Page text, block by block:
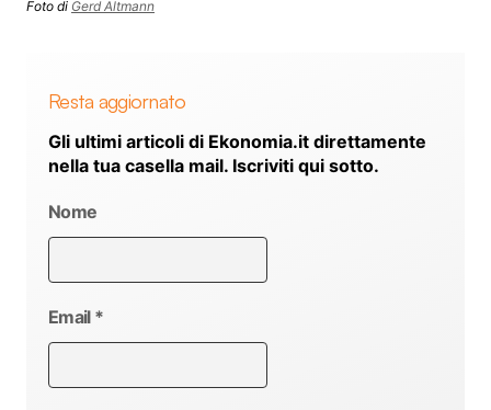
Foto di Gerd Altmann
Resta aggiornato
Gli ultimi articoli di Ekonomia.it direttamente
nella tua casella mail. Iscriviti qui sotto.
Nome
Email *